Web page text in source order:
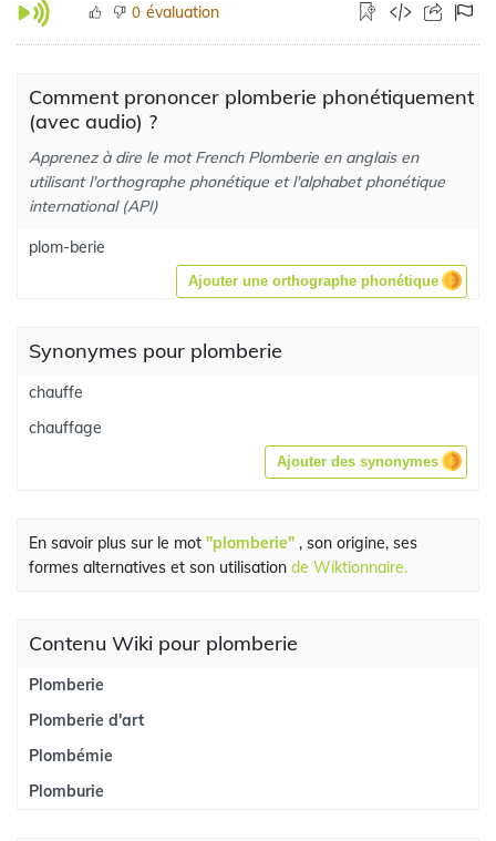
0 évaluation
Comment prononcer plomberie phonétiquement
(avec audio) ?
Apprenez à dire le mot French Plomberie en anglais en
utilisant l'orthographe phonétique et l'alphabet phonétique
international (API)
plom-berie
Ajouter une orthographe phonétique
Synonymes pour plomberie
chauffe
chauffage
Ajouter des synonymes
En savoir plus sur le mot "plomberie" , son origine, ses
formes alternatives et son utilisation de Wiktionnaire.
Contenu Wiki pour plomberie
Plomberie
Plomberie d'art
Plombémie
Plomburie